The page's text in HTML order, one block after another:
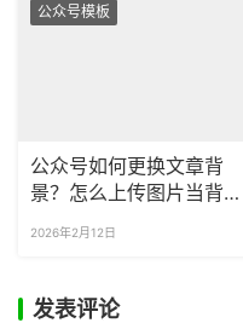
公众号模板
公众号如何更换文章背
景？怎么上传图片当背
2026年2月12日
发表评论